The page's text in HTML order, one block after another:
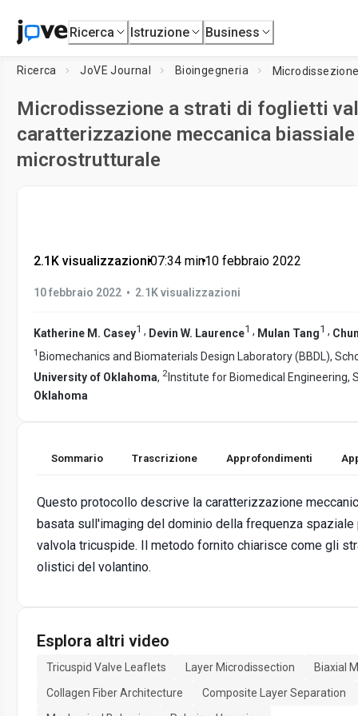
Ricerca Istruzione Business
Ricerca JoVE Journal Bioingegneria
Microdissezione a strati di foglietti
caratterizzazione meccanica
microstrutturale
2.1K visualizzazioni•07:34 min•10 febbraio 2022
10 febbraio 2022 • 2.1K visualizzazioni
Katherine M. Casey1 , Devin W. Laurence1 , Mulan Tang1 ,
1 Biomechanics and Biomaterials Design Laboratory (BBDL),
University of Oklahoma, 2 Institute for Biomedical Engineering,
Oklahoma
Sommario Trascrizione Approfondimenti
Questo protocollo descrive la caratterizzazione
basata sull'imaging del dominio della frequenza
valvola tricuspide. Il metodo fornito chiarisce come gli
olistici del volantino.
Esplora altri video
Tricuspid Valve Leaflets Layer Microdissection
Biaxial
Collagen Fiber Architecture
Composite Layer Separation